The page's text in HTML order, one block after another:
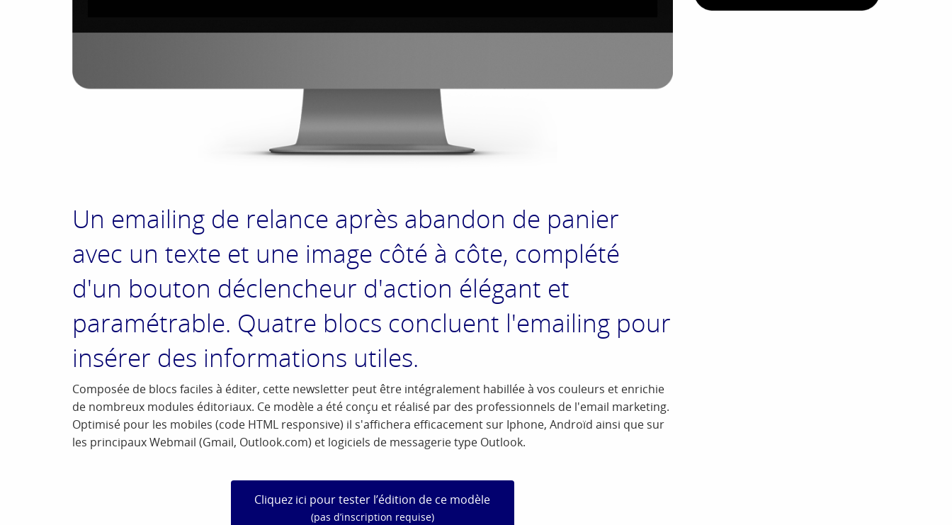
Un emailing de relance après abandon de panier
avec un texte et une image côté à côte, complété
d'un bouton déclencheur d'action élégant et
paramétrable. Quatre blocs concluent l'emailing pour
insérer des informations utiles.
Composée de blocs faciles à éditer, cette newsletter peut être intégralement habillée à vos couleurs et enrichie
de nombreux modules éditoriaux. Ce modèle a été conçu et réalisé par des professionnels de l'email marketing.
Optimisé pour les mobiles (code HTML responsive) il s'affichera efficacement sur Iphone, Androïd ainsi que sur
les principaux Webmail (Gmail, Outlook.com) et logiciels de messagerie type Outlook.
Cliquez ici pour tester l’édition de ce modèle
(pas d’inscription requise)